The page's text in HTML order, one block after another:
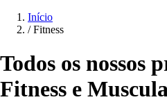
Início
/ Fitness
Todos os nossos
Fitness e